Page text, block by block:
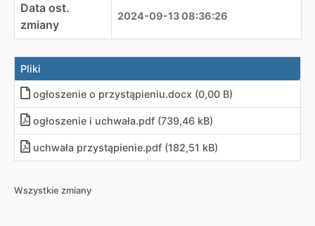
Data ost.
zmiany
2024-09-13 08:36:26
Pliki
ogłoszenie o przystąpieniu.docx (0,00 B)
ogłoszenie i uchwała.pdf (739,46 kB)
uchwała przystąpienie.pdf (182,51 kB)
Wszystkie zmiany